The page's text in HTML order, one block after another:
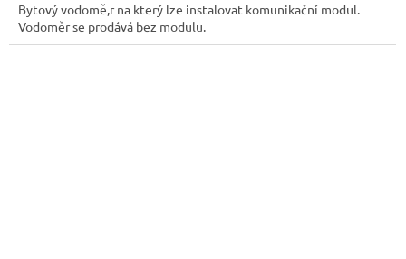
Bytový vodomě,r na který lze instalovat komunikační modul.
Vodoměr se prodává bez modulu.